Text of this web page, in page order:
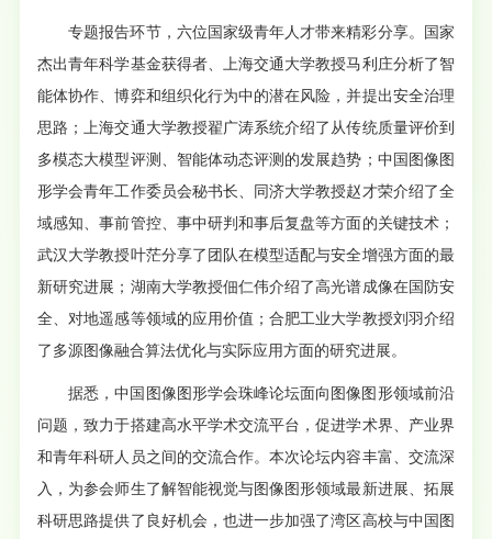
专题报告环节，六位国家级青年人才带来精彩分享。国家
杰出青年科学基金获得者、上海交通大学教授马利庄分析了智
能体协作、博弈和组织化行为中的潜在风险，并提出安全治理
思路；上海交通大学教授翟广涛系统介绍了从传统质量评价到
多模态大模型评测、智能体动态评测的发展趋势；中国图像图
形学会青年工作委员会秘书长、同济大学教授赵才荣介绍了全
域感知、事前管控、事中研判和事后复盘等方面的关键技术；
武汉大学教授叶茫分享了团队在模型适配与安全增强方面的最
新研究进展；湖南大学教授佃仁伟介绍了高光谱成像在国防安
全、对地遥感等领域的应用价值；合肥工业大学教授刘羽介绍
了多源图像融合算法优化与实际应用方面的研究进展。
据悉，中国图像图形学会珠峰论坛面向图像图形领域前沿
问题，致力于搭建高水平学术交流平台，促进学术界、产业界
和青年科研人员之间的交流合作。本次论坛内容丰富、交流深
入，为参会师生了解智能视觉与图像图形领域最新进展、拓展
科研思路提供了良好机会，也进一步加强了湾区高校与中国图